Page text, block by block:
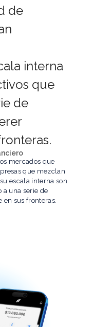
de
interna
que
de
mercados que
que mezclan
escala interna son
a una serie de
en sus fronteras.